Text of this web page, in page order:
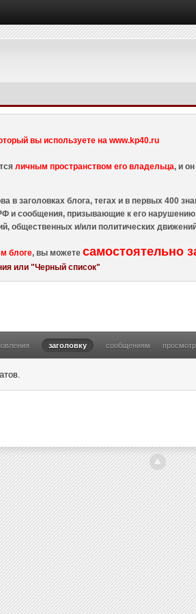
вы используете на www.kp40.ru
личным пространством его владельца, и
заголовках блога, тегах и в первых 400
и сообщения, призывающие к его нарушению
общественных и/или политических
блоге, вы можетесамостоятельно
или "Черный список"
заголовку сообщениям